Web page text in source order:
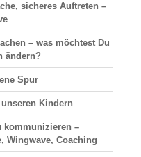
sicheres Auftreten –
– was möchtest Du
ändern?
Spur
Kindern
kommunizieren –
Wingwave, Coaching